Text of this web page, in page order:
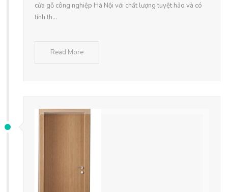
cửa gỗ công nghiệp Hà Nội với chất lượng tuyệt hảo và có
tính th...
Read More